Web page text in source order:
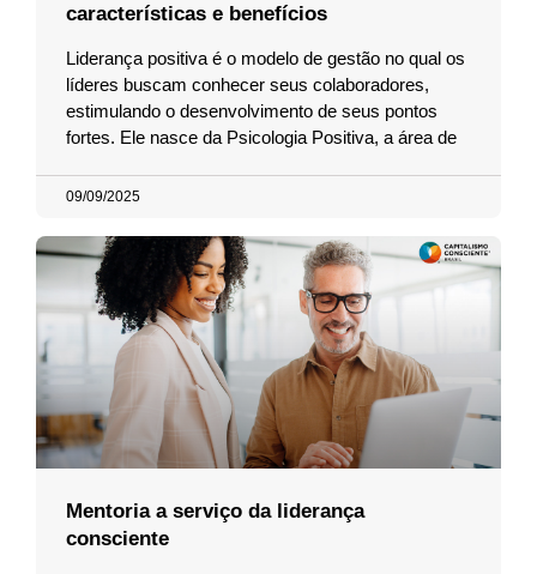
características e benefícios
Liderança positiva é o modelo de gestão no qual os
líderes buscam conhecer seus colaboradores,
estimulando o desenvolvimento de seus pontos
fortes. Ele nasce da Psicologia Positiva, a área de
09/09/2025
Mentoria a serviço da liderança
consciente